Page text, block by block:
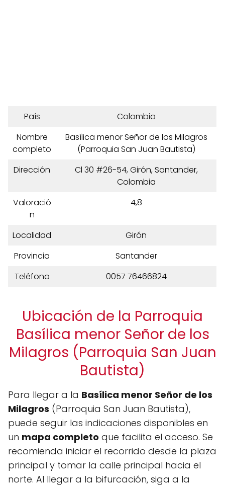
País
Colombia
Nombre
completo
Basílica menor Señor de los Milagros
(Parroquia San Juan Bautista)
Dirección
Cl 30 #26-54, Girón, Santander,
Colombia
Valoració
n
4,8
Localidad
Girón
Provincia
Santander
Teléfono
0057 76466824
Ubicación de la Parroquia
Basílica menor Señor de los
Milagros (Parroquia San Juan
Bautista)
Para llegar a la Basílica menor Señor de los
Milagros (Parroquia San Juan Bautista),
puede seguir las indicaciones disponibles en
un mapa completo que facilita el acceso. Se
recomienda iniciar el recorrido desde la plaza
principal y tomar la calle principal hacia el
norte. Al llegar a la bifurcación, siga a la